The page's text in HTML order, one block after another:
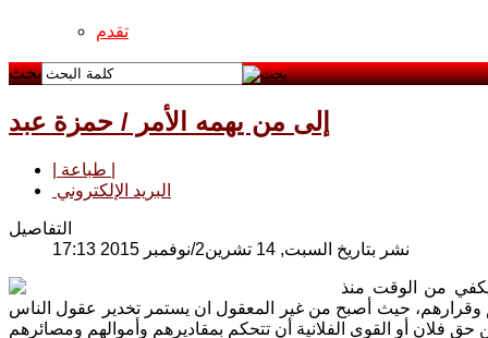
تقدم
بحث
إلى من يهمه الأمر / حمزة عبد
البريد الإلكتروني
التفاصيل
نشر بتاريخ السبت, 14 تشرين2/نوفمبر 2015 17:13
من الوقت منذ
حيث أصبح من غير المعقول ان يستمر تخدير عقول الناس